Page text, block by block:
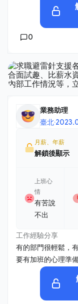
0
業務助理
臺北·
月薪、年薪
解鎖後顯示
上班心
情
有苦說
不出
工作經驗分享
有的部門很輕鬆，
要有加班的心理準